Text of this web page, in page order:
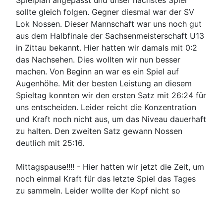
sollte gleich folgen. Gegner diesmal war der SV
Lok Nossen. Dieser Mannschaft war uns noch gut
aus dem Halbfinale der Sachsenmeisterschaft U13
in Zittau bekannt. Hier hatten wir damals mit 0:2
das Nachsehen. Dies wollten wir nun besser
machen. Von Beginn an war es ein Spiel auf
Augenhöhe. Mit der besten Leistung an diesem
Spieltag konnten wir den ersten Satz mit 26:24 für
uns entscheiden. Leider reicht die Konzentration
und Kraft noch nicht aus, um das Niveau dauerhaft
zu halten. Den zweiten Satz gewann Nossen
deutlich mit 25:16.
Mittagspause!!!! - Hier hatten wir jetzt die Zeit, um
noch einmal Kraft für das letzte Spiel das Tages
zu sammeln. Leider wollte der Kopf nicht so